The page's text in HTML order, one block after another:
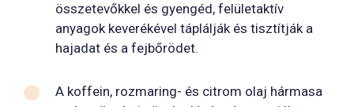
összetevőkkel és gyengéd, felületaktív
anyagok keverékével táplálják és tisztítják a
hajadat és a fejbőrödet.
A koffein, rozmaring- és citrom olaj hármasa